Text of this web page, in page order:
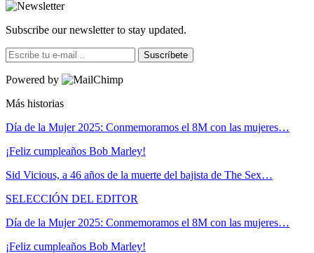
Subscribe our newsletter to stay updated.
Suscríbete
Powered by
Más historias
Día de la Mujer 2025: Conmemoramos el 8M con las mujeres…
¡Feliz cumpleaños Bob Marley!
Sid Vicious, a 46 años de la muerte del bajista de The Sex…
SELECCIÓN DEL EDITOR
Día de la Mujer 2025: Conmemoramos el 8M con las mujeres…
¡Feliz cumpleaños Bob Marley!